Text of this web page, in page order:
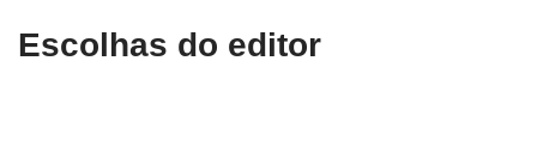
Escolhas do editor